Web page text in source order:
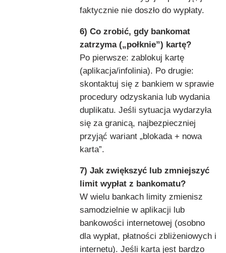
faktycznie nie doszło do wypłaty.
6) Co zrobić, gdy bankomat
zatrzyma („połknie”) kartę?
Po pierwsze: zablokuj kartę
(aplikacja/infolinia). Po drugie:
skontaktuj się z bankiem w sprawie
procedury odzyskania lub wydania
duplikatu. Jeśli sytuacja wydarzyła
się za granicą, najbezpieczniej
przyjąć wariant „blokada + nowa
karta”.
7) Jak zwiększyć lub zmniejszyć
limit wypłat z bankomatu?
W wielu bankach limity zmienisz
samodzielnie w aplikacji lub
bankowości internetowej (osobno
dla wypłat, płatności zbliżeniowych i
internetu). Jeśli karta jest bardzo